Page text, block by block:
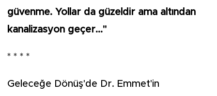
güvenme. Yollar da güzeldir ama altından
kanalizasyon geçer..."
* * * *
Geleceğe Dönüş'de Dr. Emmet'in